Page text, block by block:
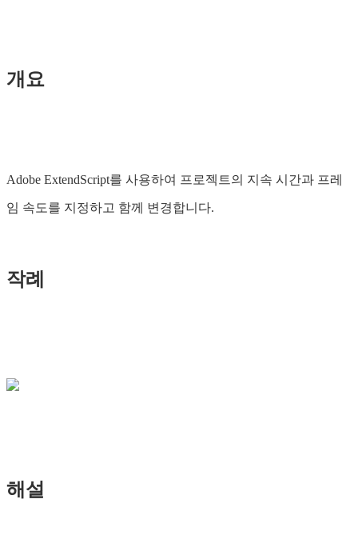
개요
Adobe ExtendScript를 사용하여 프로젝트의 지속 시간과 프레
임 속도를 지정하고 함께 변경합니다.
작례
해설